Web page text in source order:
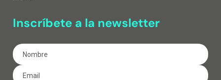
Inscríbete a la newsletter